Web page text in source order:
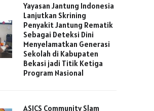
Yayasan Jantung Indonesia
Lanjutkan Skrining
Penyakit Jantung Rematik
Sebagai Deteksi Dini
Menyelamatkan Generasi
Sekolah di Kabupaten
Bekasi jadi Titik Ketiga
Program Nasional
ASICS Community Slam